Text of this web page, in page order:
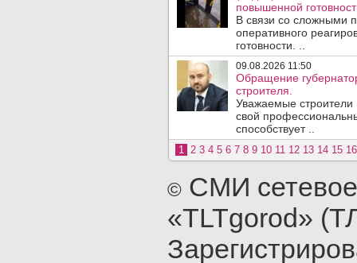
повышенной
В связи со сложными
оперативного
готовности. ..
09.08.2026 11:50
Обращение
строителя.
Уважаемые строители
свой
способствует ..
1 2 3 4 5 6 7 8 9 10 11 12 13 14 15 16
© СМИ
«TLTgorod»